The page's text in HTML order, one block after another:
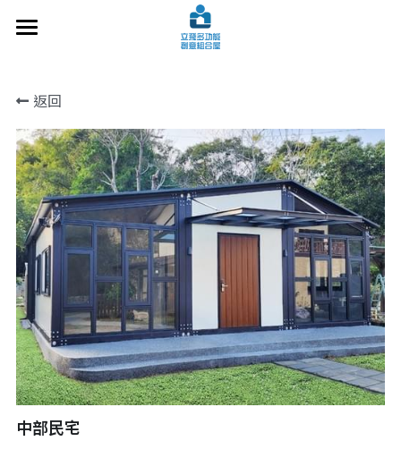
設計案例
施工技術
常見問題
洽談諮詢
最新文章
交通指南
搜索
返回
中部民宅
部落格分類
所有博客分類